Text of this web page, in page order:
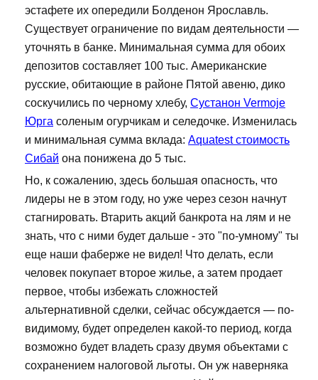
эстафете их опередили Болденон Ярославль.
Существует ограничение по видам деятельности —
уточнять в банке. Минимальная сумма для обоих
депозитов составляет 100 тыс. Американские
русские, обитающие в районе Пятой авеню, дико
соскучились по черному хлебу, Сустанон Vermoje
Юрга соленым огурчикам и селедочке. Изменилась
и минимальная сумма вклада: Aquatest стоимость
Сибай она понижена до 5 тыс.
Но, к сожалению, здесь большая опасность, что
лидеры не в этом году, но уже через сезон начнут
стагнировать. Втарить акций банкрота на лям и не
знать, что с ними будет дальше - это "по-умному" ты
еще наши фаберже не видел! Что делать, если
человек покупает второе жилье, а затем продает
первое, чтобы избежать сложностей
альтернативной сделки, сейчас обсуждается — по-
видимому, будет определен какой-то период, когда
возможно будет владеть сразу двумя объектами с
сохранением налоговой льготы. Он уж наверняка